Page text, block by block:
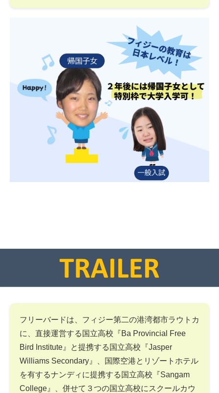
フリーバードは、フィジー第二の港湾都市ラウトカ
に、直接運営する国立高校『Ba Provincial Free
Bird Institute』と提携する国立高校『Jasper
Williams Secondary』、国際空港とリゾートホテル
を有するナンディに提携する国立高校『Sangam
College』、併せて３つの国立高校にスクールカウ